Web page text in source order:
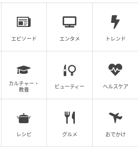
わえていられない程の遠心力が
ね～。
エピソード エンタメ トレンド
カルチャー・
教養
ビューティー ヘルスケア
レシピ グルメ おでかけ